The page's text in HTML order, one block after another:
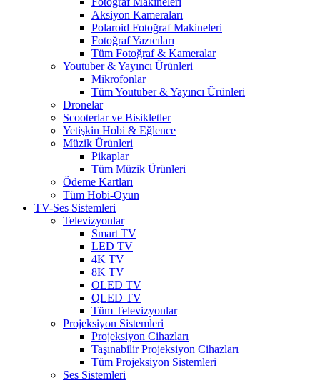
Aksiyon Kameraları
Polaroid Fotoğraf Makineleri
Fotoğraf Yazıcıları
Tüm Fotoğraf & Kameralar
Youtuber & Yayıncı Ürünleri
Mikrofonlar
Tüm Youtuber & Yayıncı Ürünleri
Dronelar
Scooterlar ve Bisikletler
Yetişkin Hobi & Eğlence
Müzik Ürünleri
Pikaplar
Tüm Müzik Ürünleri
Ödeme Kartları
Tüm Hobi-Oyun
TV-Ses Sistemleri
Televizyonlar
Smart TV
LED TV
4K TV
8K TV
OLED TV
QLED TV
Tüm Televizyonlar
Projeksiyon Sistemleri
Projeksiyon Cihazları
Taşınabilir Projeksiyon Cihazları
Tüm Projeksiyon Sistemleri
Ses Sistemleri